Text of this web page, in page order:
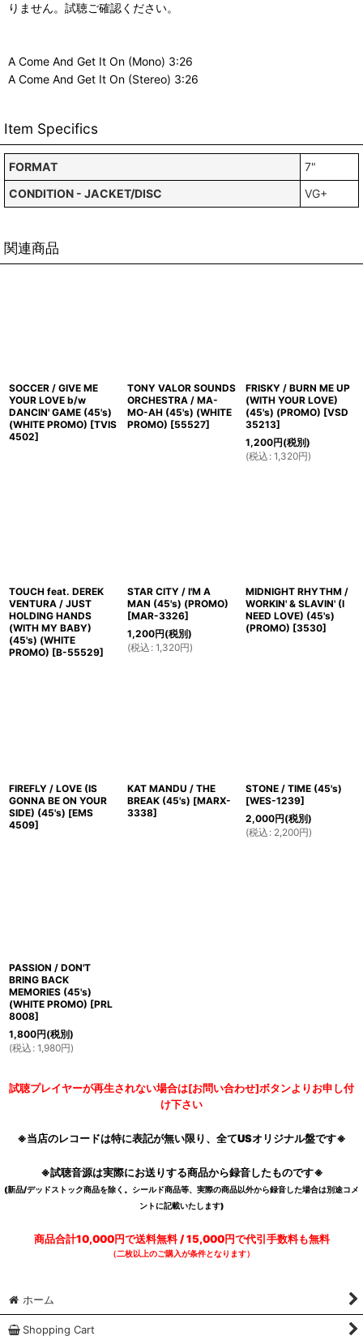
りません。試聴ご確認ください。
A Come And Get It On (Mono) 3:26
A Come And Get It On (Stereo) 3:26
Item Specifics
FORMAT
7"
CONDITION - JACKET/DISC
VG+
関連商品
SOCCER / GIVE ME
YOUR LOVE b/w
DANCIN' GAME (45's)
(WHITE PROMO) [TVIS
4502]
TONY VALOR SOUNDS
ORCHESTRA / MA-
MO-AH (45's) (WHITE
PROMO) [55527]
FRISKY / BURN ME UP
(WITH YOUR LOVE)
(45's) (PROMO) [VSD
35213]
1,200円(税別)
(税込 : 1,320円)
TOUCH feat. DEREK
VENTURA / JUST
HOLDING HANDS
(WITH MY BABY)
(45's) (WHITE
PROMO) [B-55529]
STAR CITY / I'M A
MAN (45's) (PROMO)
[MAR-3326]
1,200円(税別)
(税込 : 1,320円)
MIDNIGHT RHYTHM /
WORKIN' & SLAVIN' (I
NEED LOVE) (45's)
(PROMO) [3530]
FIREFLY / LOVE (IS
GONNA BE ON YOUR
SIDE) (45's) [EMS
4509]
KAT MANDU / THE
BREAK (45's) [MARX-
3338]
STONE / TIME (45's)
[WES-1239]
2,000円(税別)
(税込 : 2,200円)
PASSION / DON'T
BRING BACK
MEMORIES (45's)
(WHITE PROMO) [PRL
8008]
1,800円(税別)
(税込 : 1,980円)
試聴プレイヤーが再生されない場合は[お問い合わせ]ボタンよりお申し付
け下さい
※当店のレコードは特に表記が無い限り、全てUSオリジナル盤です※
※試聴音源は実際にお送りする商品から録音したものです※
(新品/デッドストック商品を除く。シールド商品等、実際の商品以外から録音した場合は別途コメ
ントに記載いたします)
商品合計10,000円で送料無料 / 15,000円で代引手数料も無料
（二枚以上のご購入が条件となります）
ホーム
Shopping Cart